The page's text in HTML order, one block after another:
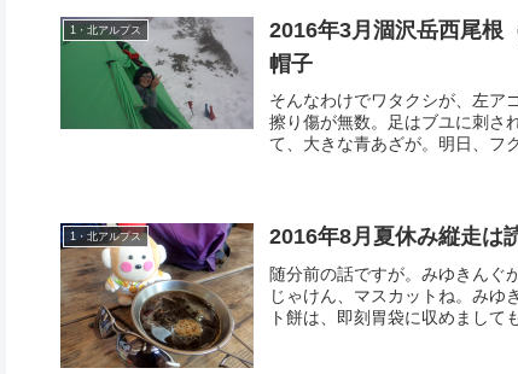
1・北アルプス
2016年3月涸沢岳西尾根
帽子
そんなわけでワタクシが、左ア
擦り傷が無数。足はブユに刺さ
て、大きな青あざが。明日、フ
1・北アルプス 2016年8月夏休み縦走は
随分前の話ですが。みゆきんぐ
じゃけん、マスカットね。みゆ
ト餅は、即刻胃袋に収めまして